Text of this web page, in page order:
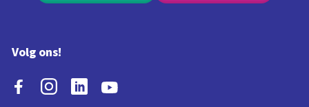
Volg ons!